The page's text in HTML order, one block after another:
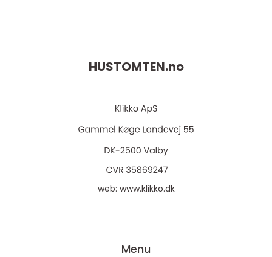
HUSTOMTEN.no
web: www.klikko.dk
Menu